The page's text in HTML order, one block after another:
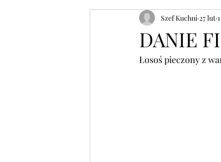
DANIE
Szef Kuchni 27 lut
Łosoś pieczony z